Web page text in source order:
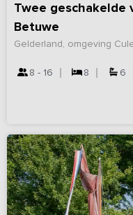
Twee geschakelde
Betuwe
Gelderland, omgeving
8 - 16 8 6